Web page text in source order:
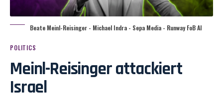
Beate Meinl-Reisinger - Michael Indra - Sepa Media - Runway FoB AI
POLITICS
Meinl-Reisinger attackiert
Israel